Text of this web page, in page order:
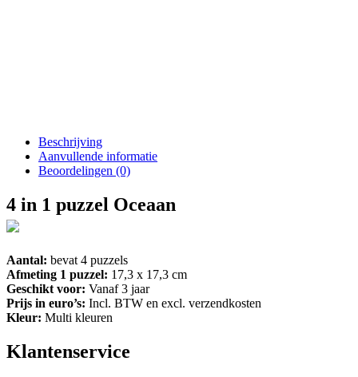
Beschrijving
Aanvullende informatie
Beoordelingen (0)
4 in 1 puzzel Oceaan
Aantal: bevat 4 puzzels
Afmeting 1 puzzel: 17,3 x 17,3 cm
Geschikt voor: Vanaf 3 jaar
Prijs in euro’s: Incl. BTW en excl. verzendkosten
Kleur: Multi kleuren
Klantenservice